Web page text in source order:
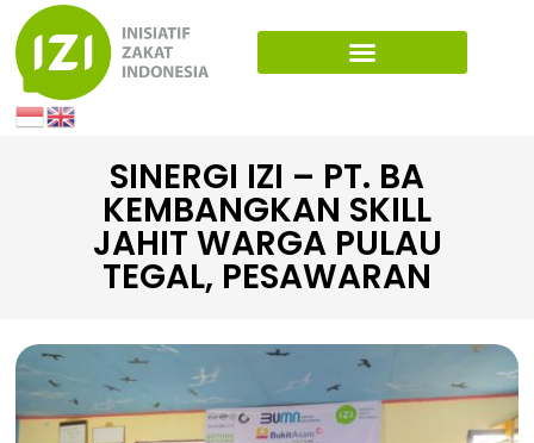
SINERGI IZI – PT. BA
KEMBANGKAN SKILL
JAHIT WARGA PULAU
TEGAL, PESAWARAN